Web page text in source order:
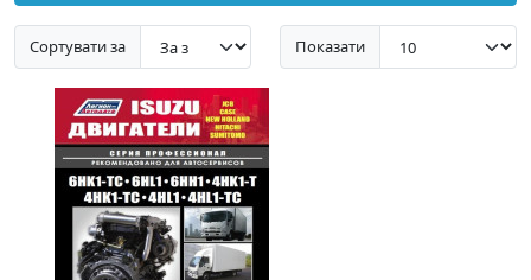
Сортувати за Показати